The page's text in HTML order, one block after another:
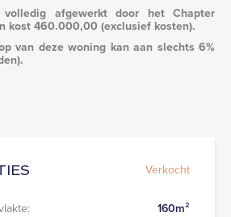
Verkocht
160m²
afgewerkt door het Chapter
kost 460.000,00 (exclusief kosten).
van deze woning kan aan slechts 6%